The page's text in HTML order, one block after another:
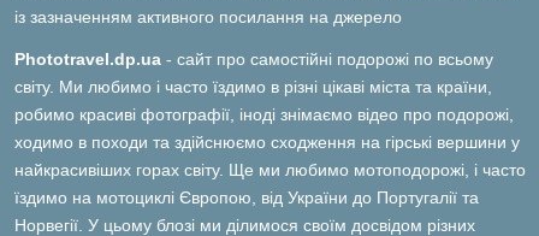
із зазначенням активного посилання на джерело
Phototravel.dp.ua - сайт про самостійні подорожі по всьому
світу. Ми любимо і часто їздимо в різні цікаві міста та країни,
робимо красиві фотографії, іноді знімаємо відео про подорожі,
ходимо в походи та здійснюємо сходження на гірські вершини у
найкрасивіших горах світу. Ще ми любимо мотоподорожі, і часто
їздимо на мотоциклі Європою, від України до Португалії та
Норвегії. У цьому блозі ми ділимося своїм досвідом різних